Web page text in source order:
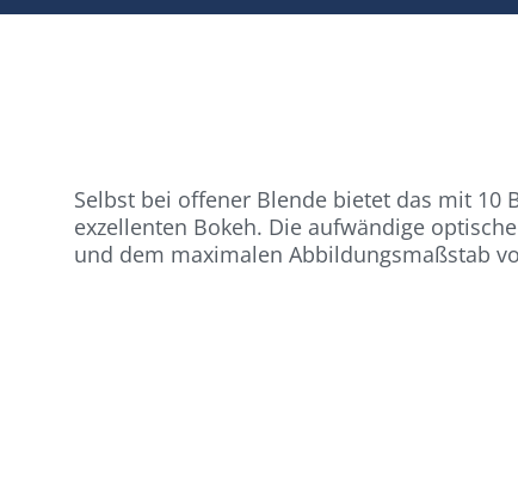
Selbst bei offener Blende bietet das mit
exzellenten Bokeh. Die aufwändige
und dem maximalen Abbildungsmaßstab